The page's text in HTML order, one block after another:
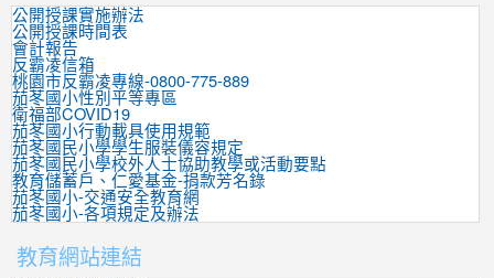
公開授課實施辦法
公開授課時間表
會計報告
反霸凌信箱
桃園市反霸凌專線-0800-775-889
茄苳國小性別平等專區
衛福部COVID19
茄苳國小行動載具使用規範
茄苳國民小學學生服裝儀容規定
茄苳國民小學校外人士協助教學或活動要點
教育儲蓄戶、仁愛基金-捐款芳名錄
茄苳國小-交通安全教育網
茄苳國小-各項規定及辦法
教育網站連結